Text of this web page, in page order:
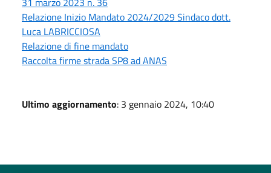
Relazione Inizio Mandato 2024/2029 Sindaco dott.
Luca LABRICCIOSA
Relazione di fine mandato
Raccolta firme strada SP8 ad ANAS
Ultimo aggiornamento: 3 gennaio 2024, 10:40